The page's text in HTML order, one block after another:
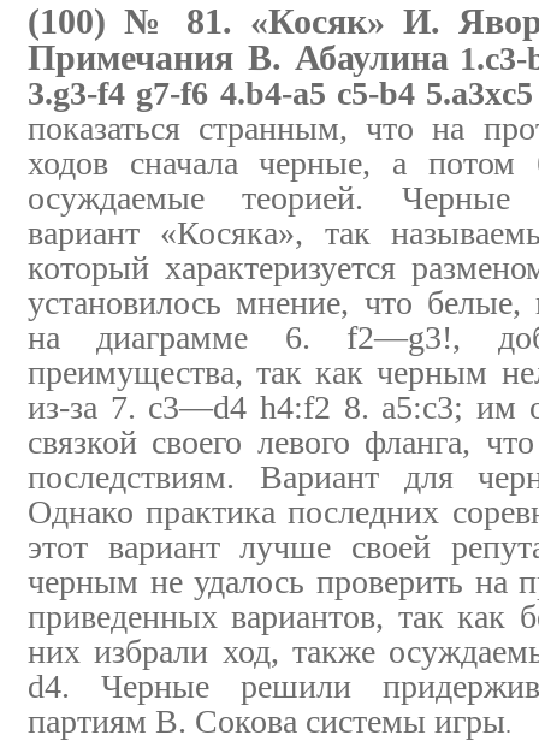
(100) № 81. «Косяк» И.
Примечания В. Абаулина
3.g3-f4 g7-f6 4.b4-a5 c5-b4
показаться странным, что на
ходов сначала черные, а потом
осуждаемые теорией. Черные
вариант «Косяка», так
который характеризуется
установилось мнение, что
на диаграмме 6. f2—g3!,
преимущества, так как черным
из-за 7. c3—d4 h4:f2 8. a5:c3; им
связкой своего левого фланга,
последствиям. Вариант для
Однако практика последних
этот вариант лучше своей
черным не удалось проверить на
приведенных вариантов, так как
них избрали ход, также
d4. Черные решили
партиям В. Сокова системы игры.